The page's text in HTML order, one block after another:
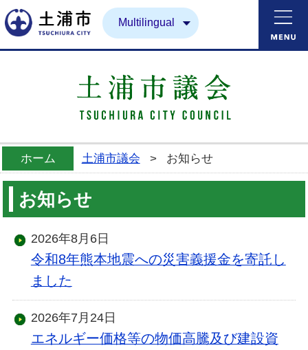
土浦市Multilingual
ホーム 土浦市議会 > お知らせ
お知らせ
2026年8月6日
令和8年熊本地震への災害義援金を寄託し
ました
2026年7月24日
エネルギー価格等の物価高騰及び建設資